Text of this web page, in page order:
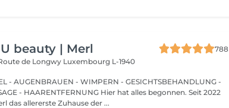
beauty | Merl
788
de Longwy Luxembourg L-1940
- AUGENBRAUEN - WIMPERN - GESICHTSBEHANDLUNG -
- HAARENTFERNUNG Hier hat alles begonnen. Seit 2022
das allererste Zuhause der ...